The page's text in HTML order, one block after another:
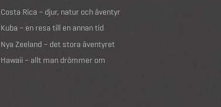
Costa Rica – djur, natur och äventyr
Kuba – en resa till en annan tid
Nya Zeeland – det stora äventyret
Hawaii – allt man drömmer om